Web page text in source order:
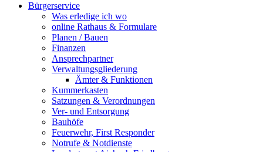
Bürgerservice
Was erledige ich wo
online Rathaus & Formulare
Planen / Bauen
Finanzen
Ansprechpartner
Verwaltungsgliederung
Ämter & Funktionen
Kummerkasten
Satzungen & Verordnungen
Ver- und Entsorgung
Bauhöfe
Feuerwehr, First Responder
Notrufe & Notdienste